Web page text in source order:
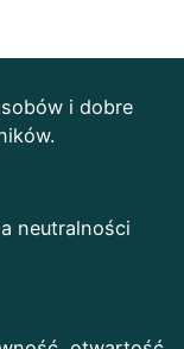
i dobre
neutralności